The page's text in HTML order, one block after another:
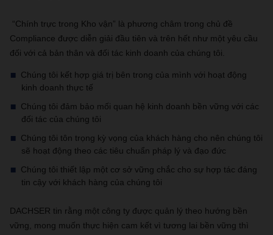
“Chính trực trong Kho vận” là phương châm trong chủ đề
Compliance được diễn giải đầu tiên và trên hết như một yêu cầu
đối với cả bản thân và đối tác kinh doanh của chúng tôi.
Chúng tôi kết hợp giá trị bên trong của mình với hoạt động
kinh doanh thực tế
Chúng tôi đảm bảo mối quan hệ kinh doanh bền vững với các
đối tác của chúng tôi
Chúng tôi tôn trọng kỳ vọng của khách hàng cho nên chúng tôi
sẽ hoạt động theo các tiêu chuẩn pháp lý và đạo đức
Chúng tôi thiết lập một cơ sở vững chắc cho sự hợp tác đáng
tin cậy với khách hàng của chúng tôi
DACHSER tin rằng một công ty được quản lý theo hướng bền
vững, mong muốn thực hiện cam kết vì tương lai bền vững thì